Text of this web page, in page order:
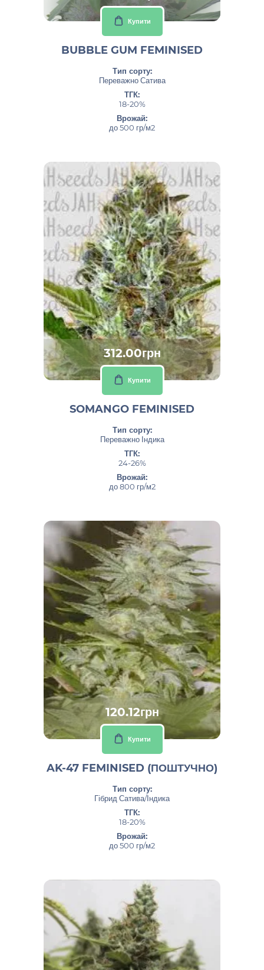
Купити
BUBBLE GUM FEMINISED
Тип сорту:
Переважно Сатива
ТГК:
18-20%
Врожай:
до 500 гр/м2
312.00грн
Купити
SOMANGO FEMINISED
Тип сорту:
Переважно Індика
ТГК:
24-26%
Врожай:
до 800 гр/м2
120.12грн
Купити
AK-47 FEMINISED (ПОШТУЧНО)
Тип сорту:
Гібрид Сатива/Індика
ТГК:
18-20%
Врожай:
до 500 гр/м2